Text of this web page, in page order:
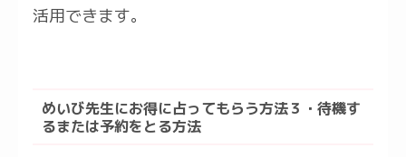
活用できます。
めいび先生にお得に占ってもらう方法３・待機す
るまたは予約をとる方法